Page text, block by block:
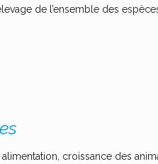
de l’ensemble des
alimentation, croissance des